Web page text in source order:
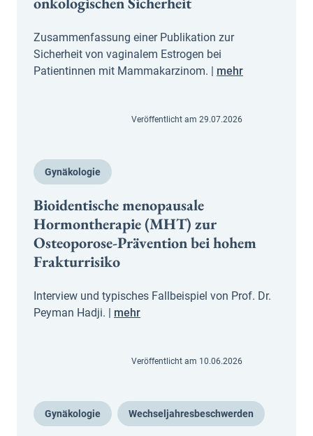
Zusammenfassung einer Publikation zur
Sicherheit von vaginalem Estrogen bei
Patientinnen mit Mammakarzinom. | mehr
Veröffentlicht am 29.07.2026
Gynäkologie
Bioidentische menopausale
Hormontherapie (MHT) zur
Osteoporose-Prävention bei hohem
Frakturrisiko
Interview und typisches Fallbeispiel von Prof. Dr.
Peyman Hadji. | mehr
Veröffentlicht am 10.06.2026
Gynäkologie Wechseljahresbeschwerden